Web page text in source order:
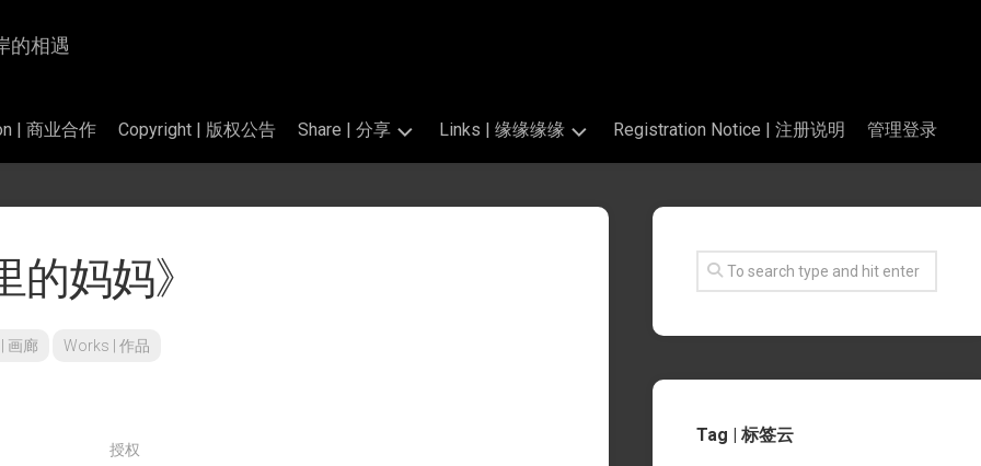
的相遇
| 商业合作 Copyright | 版权公告 Share | 分享 Links | 缘缘缘缘 Registration Notice | 注册说明 管理登录
妈妈》
画廊 Works | 作品
授权
Tag | 标签云